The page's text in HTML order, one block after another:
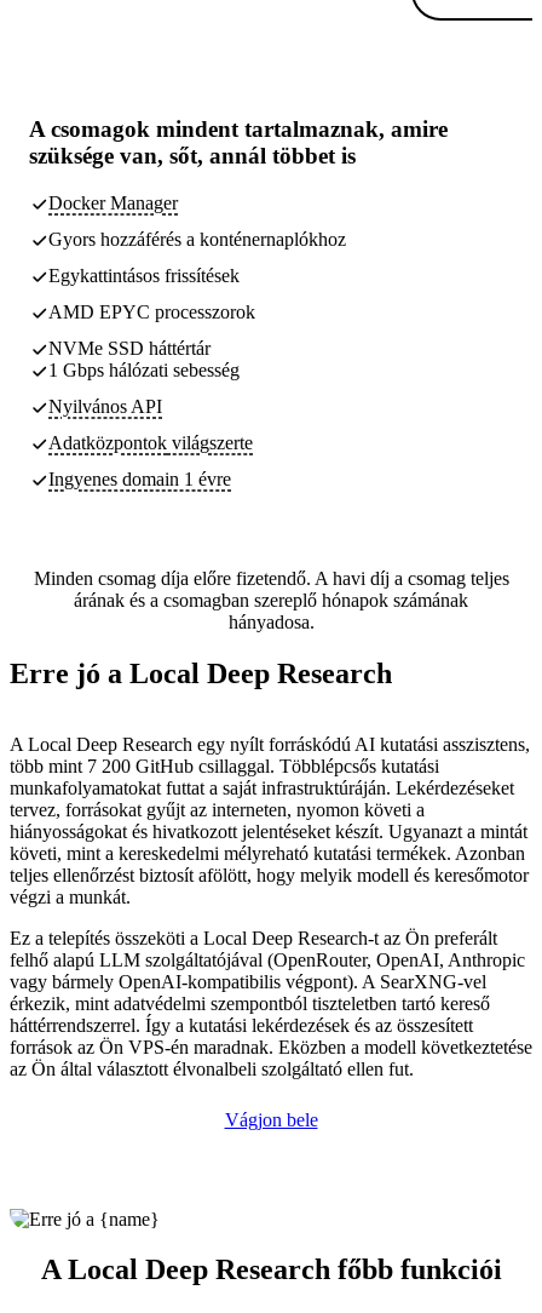
A csomagok mindent tartalmaznak, amire
szüksége van, sőt, annál többet is
Docker Manager
Gyors hozzáférés a konténernaplókhoz
Egykattintásos frissítések
AMD EPYC processzorok
NVMe SSD háttértár
1 Gbps hálózati sebesség
Nyilvános API
Adatközpontok világszerte
Ingyenes domain 1 évre
Minden csomag díja előre fizetendő. A havi díj a csomag teljes
árának és a csomagban szereplő hónapok számának
hányadosa.
Erre jó a Local Deep Research
A Local Deep Research egy nyílt forráskódú AI kutatási asszisztens,
több mint 7 200 GitHub csillaggal. Többlépcsős kutatási
munkafolyamatokat futtat a saját infrastruktúráján. Lekérdezéseket
tervez, forrásokat gyűjt az interneten, nyomon követi a
hiányosságokat és hivatkozott jelentéseket készít. Ugyanazt a mintát
követi, mint a kereskedelmi mélyreható kutatási termékek. Azonban
teljes ellenőrzést biztosít afölött, hogy melyik modell és keresőmotor
végzi a munkát.
Ez a telepítés összeköti a Local Deep Research-t az Ön preferált
felhő alapú LLM szolgáltatójával (OpenRouter, OpenAI, Anthropic
vagy bármely OpenAI-kompatibilis végpont). A SearXNG-vel
érkezik, mint adatvédelmi szempontból tiszteletben tartó kereső
háttérrendszerrel. Így a kutatási lekérdezések és az összesített
források az Ön VPS-én maradnak. Eközben a modell következtetése
az Ön által választott élvonalbeli szolgáltató ellen fut.
Vágjon bele
A Local Deep Research főbb funkciói